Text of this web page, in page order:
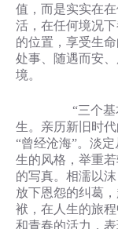
值，而是实实在
活，在任何境况
的位置，享受生
处事、随遇而安
境。
“三个基本忘
生。亲历新旧时
“曾经沧海”。淡
生的风格，举重
的写真。相濡以
放下恩怨的纠葛
袱，在人生的旅
和青春的活力，表